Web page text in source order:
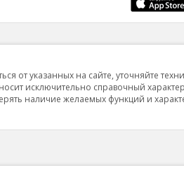
от указанных на сайте, уточняйте
исключительно справочный
наличие желаемых функций и